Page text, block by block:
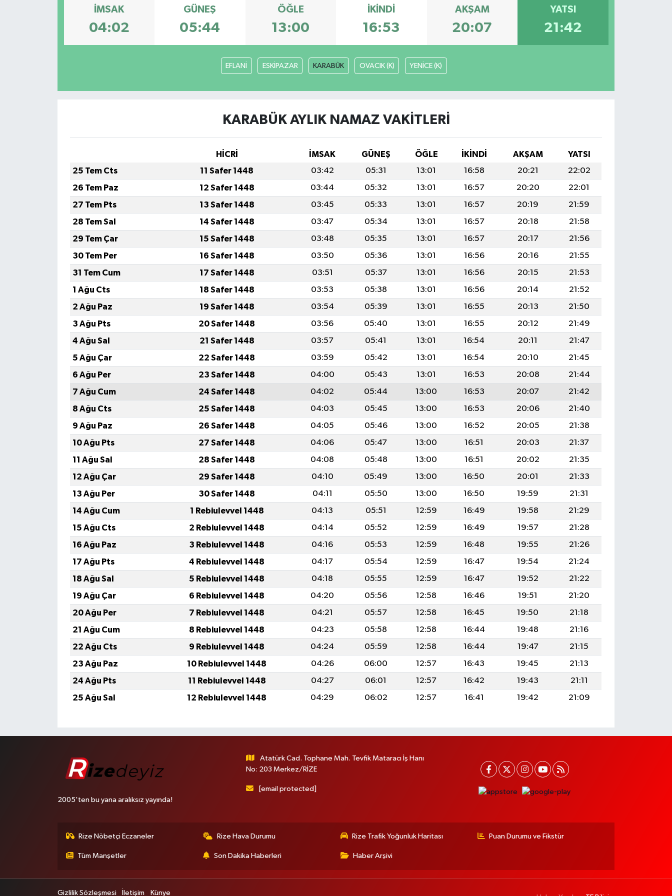
İMSAK
04:02
GÜNEŞ
05:44
ÖĞLE
13:00
İKINDI
16:53
AKŞAM
20:07
YATSI
21:42
EFLANİ ESKİPAZAR KARABÜK OVACIK (K) YENİCE (K)
KARABÜK AYLIK NAMAZ VAKITLERI
HİCRİ İMSAK GÜNEŞ ÖĞLE İKINDI AKŞAM
YATSI
25 Tem Cts
11 Safer 1448 03:42 05:31 13:01 16:58 20:21
22:02
26 Tem Paz
12 Safer 1448 03:44 05:32 13:01 16:57 20:20
22:01
27 Tem Pts
13 Safer 1448 03:45 05:33 13:01 16:57 20:19
21:59
28 Tem Sal
14 Safer 1448 03:47 05:34 13:01 16:57 20:18
21:58
29 Tem Çar
15 Safer 1448 03:48 05:35 13:01 16:57 20:17
21:56
30 Tem Per
16 Safer 1448 03:50 05:36 13:01 16:56 20:16
21:55
31 Tem Cum
17 Safer 1448 03:51 05:37 13:01 16:56 20:15
21:53
1 Ağu Cts
18 Safer 1448 03:53 05:38 13:01 16:56 20:14
21:52
2 Ağu Paz
19 Safer 1448 03:54 05:39 13:01 16:55 20:13
21:50
3 Ağu Pts
20 Safer 1448 03:56 05:40 13:01 16:55 20:12
21:49
4 Ağu Sal
21 Safer 1448 03:57 05:41 13:01 16:54 20:11
21:47
5 Ağu Çar
22 Safer 1448 03:59 05:42 13:01 16:54 20:10
21:45
6 Ağu Per
23 Safer 1448 04:00 05:43 13:01 16:53 20:08
21:44
7 Ağu Cum
24 Safer 1448 04:02 05:44 13:00 16:53 20:07
21:42
8 Ağu Cts
25 Safer 1448 04:03 05:45 13:00 16:53 20:06
21:40
9 Ağu Paz
26 Safer 1448 04:05 05:46 13:00 16:52 20:05
21:38
10 Ağu Pts
27 Safer 1448 04:06 05:47 13:00 16:51 20:03
21:37
11 Ağu Sal
28 Safer 1448 04:08 05:48 13:00 16:51 20:02
21:35
12 Ağu Çar
29 Safer 1448 04:10 05:49 13:00 16:50 20:01
21:33
13 Ağu Per
30 Safer 1448 04:11 05:50 13:00 16:50 19:59
21:31
14 Ağu Cum
1 Rebiulevvel 1448 04:13 05:51 12:59 16:49 19:58
21:29
15 Ağu Cts
2 Rebiulevvel 1448 04:14 05:52 12:59 16:49 19:57
21:28
16 Ağu Paz
3 Rebiulevvel 1448 04:16 05:53 12:59 16:48 19:55
21:26
17 Ağu Pts
4 Rebiulevvel 1448 04:17 05:54 12:59 16:47 19:54
21:24
18 Ağu Sal
5 Rebiulevvel 1448 04:18 05:55 12:59 16:47 19:52
21:22
19 Ağu Çar
6 Rebiulevvel 1448 04:20 05:56 12:58 16:46 19:51
21:20
20 Ağu Per
7 Rebiulevvel 1448 04:21 05:57 12:58 16:45 19:50
21:18
21 Ağu Cum
8 Rebiulevvel 1448 04:23 05:58 12:58 16:44 19:48
21:16
22 Ağu Cts
9 Rebiulevvel 1448 04:24 05:59 12:58 16:44 19:47
21:15
23 Ağu Paz
10 Rebiulevvel 1448 04:26 06:00 12:57 16:43 19:45
21:13
24 Ağu Pts
11 Rebiulevvel 1448 04:27 06:01 12:57 16:42 19:43
21:11
25 Ağu Sal
12 Rebiulevvel 1448 04:29 06:02 12:57 16:41 19:42 21:09
2005'ten bu yana aralıksız yayında!
Atatürk Cad. Tophane Mah. Tevfik Mataracı İş Hanı
No: 203 Merkez/RİZE
[email protected]
Rize Nöbetçi Eczaneler Rize Hava Durumu Rize Trafik Yoğunluk Haritası Puan Durumu ve Fikstür
Tüm Manşetler Son Dakika Haberleri Haber Arşivi
Gizlilik Sözleşmesi İletişim Künye